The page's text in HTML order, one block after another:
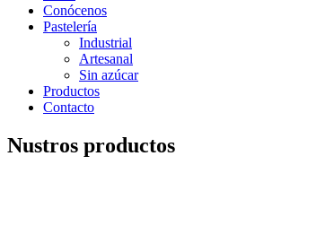
Conócenos
Pastelería
Industrial
Artesanal
Sin azúcar
Productos
Contacto
Nustros productos